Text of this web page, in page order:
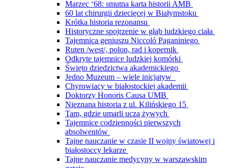
Marzec ‘68: smutna karta historii AMB
60 lat chirurgii dziecięcej w Białymstoku
Krótka historia rezonansu
Historyczne spojrzenie w głąb ludzkiego ciała
Tajemnica geniuszu Niccoló Paganiniego
Ruten /west/, polon, rad i kopernik
Odkryte tajemnice ludzkiej komórki
Święto dziedzictwa akademickiego
Jedno Muzeum – wiele inicjatyw
Chyrowiacy w białostockiej akademii
Doktorzy Honoris Causa UMB
Nieznana historia z ul. Kilińskiego 15
Tam, gdzie umarli uczą żywych
Tajemnice codzienności pierwszych
absolwentów
Tajne nauczanie w czasie II wojny światowej i
białostoccy lekarze
Tajne nauczanie medycyny w warszawskim